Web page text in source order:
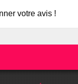
votre avis !